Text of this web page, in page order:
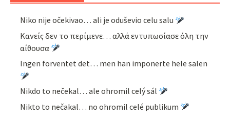
Niko nije očekivao… ali je oduševio celu salu
Κανείς δεν το περίμενε… αλλά εντυπωσίασε όλη την
αίθουσα
Ingen forventet det… men han imponerte hele salen
Nikdo to nečekal… ale ohromil celý sál
Nikto to nečakal… no ohromil celé publikum